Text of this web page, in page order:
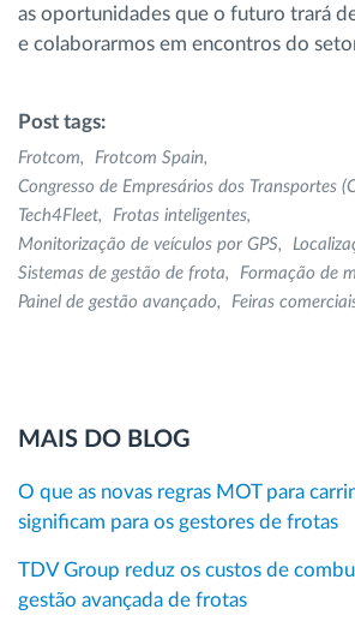
as oportunidades que o futuro trará
e colaborarmos em encontros do
Post tags:
Frotcom
Frotcom Spain
Congresso de Empresários dos Transportes
Tech4Fleet
Frotas inteligentes
Monitorização de veículos por GPS
Sistemas de gestão de frota
Formação de
Painel de gestão avançado
Feiras
MAIS DO BLOG
O que as novas regras MOT para
significam para os gestores de frotas
TDV Group reduz os custos de
gestão avançada de frotas